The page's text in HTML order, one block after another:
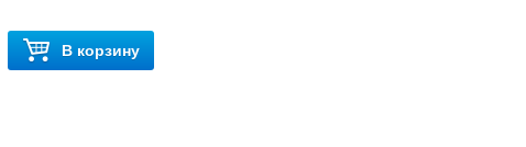
В корзину